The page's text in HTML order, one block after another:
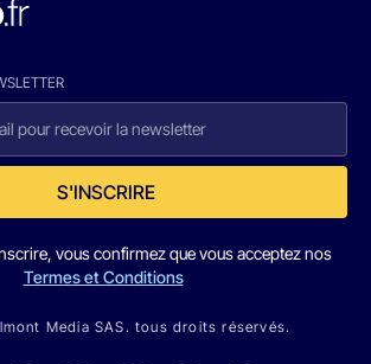
S'INSCRIRE
vous confirmez que vous acceptez nos
Termes et Conditions
Media SAS. tous droits réservés.